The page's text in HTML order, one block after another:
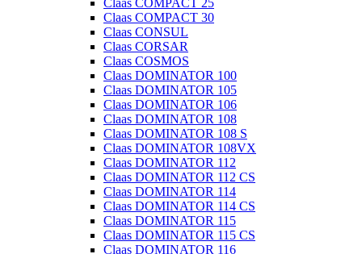
Claas COMPACT 25
Claas COMPACT 30
Claas CONSUL
Claas CORSAR
Claas COSMOS
Claas DOMINATOR 100
Claas DOMINATOR 105
Claas DOMINATOR 106
Claas DOMINATOR 108
Claas DOMINATOR 108 S
Claas DOMINATOR 108VX
Claas DOMINATOR 112
Claas DOMINATOR 112 CS
Claas DOMINATOR 114
Claas DOMINATOR 114 CS
Claas DOMINATOR 115
Claas DOMINATOR 115 CS
Claas DOMINATOR 116